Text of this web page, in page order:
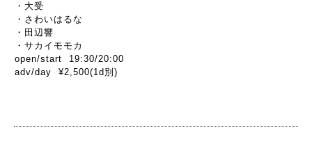
・大受
・さわいはるな
・田辺響
・サカイモモカ
open/start 19:30/20:00
adv/day ¥2,500(1d別)